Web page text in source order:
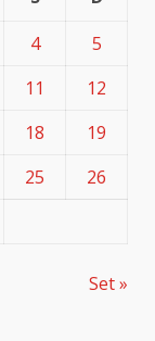
4
5
11
12
18
19
25
26
Set »